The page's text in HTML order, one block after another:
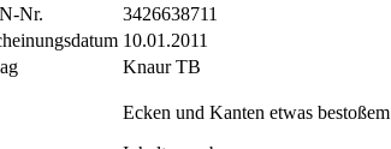
Nr.
3426638711
10.01.2011
Knaur TB
Ecken und Kanten etwas bestoßem